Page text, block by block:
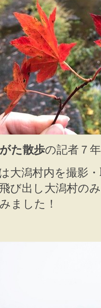
た散歩の記者７
大潟村内を撮影
び出し大潟村の
ました！